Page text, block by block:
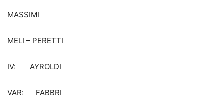
MASSIMI
MELI – PERETTI
IV: AYROLDI
VAR: FABBRI